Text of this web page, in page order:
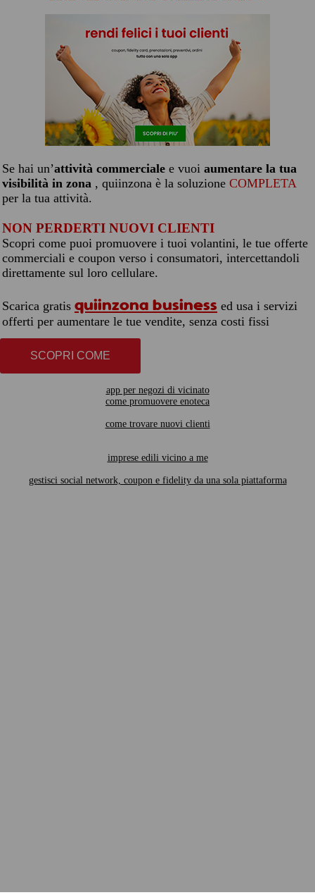
Se hai un’attività commerciale e vuoi aumentare la tua
visibilità in zona , quiinzona è la soluzione COMPLETA
per la tua attività.
NON PERDERTI NUOVI CLIENTI
Scopri come puoi promuovere i tuoi volantini, le tue offerte
commerciali e coupon verso i consumatori, intercettandoli
direttamente sul loro cellulare.
Scarica gratis quiinzona business ed usa i servizi
offerti per aumentare le tue vendite, senza costi fissi
SCOPRI COME
app per negozi di vicinato
come promuovere enoteca
come trovare nuovi clienti
imprese edili vicino a me
gestisci social network, coupon e fidelity da una sola piattaforma